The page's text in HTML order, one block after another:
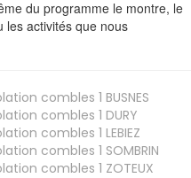
du programme le montre, le
les activités que nous
combles 1 BUSNES
combles 1 DURY
combles 1 LEBIEZ
combles 1 SOMBRIN
combles 1 ZOTEUX